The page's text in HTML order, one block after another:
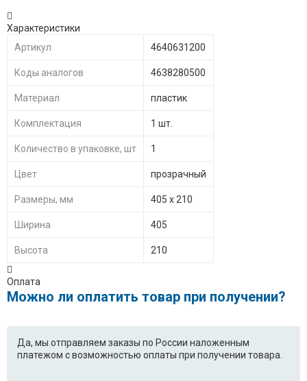
Характеристики
Артикул
4640631200
Коды аналогов 4638280500
Материал пластик
Комплектация 1 шт.
Количество в упаковке, шт 1
Цвет прозрачный
Размеры, мм 405 х 210
Ширина 405
Высота 210
Оплата
Можно ли оплатить товар при получении?
Да, мы отправляем заказы по России наложенным
платежом с возможностью оплаты при получении товара.